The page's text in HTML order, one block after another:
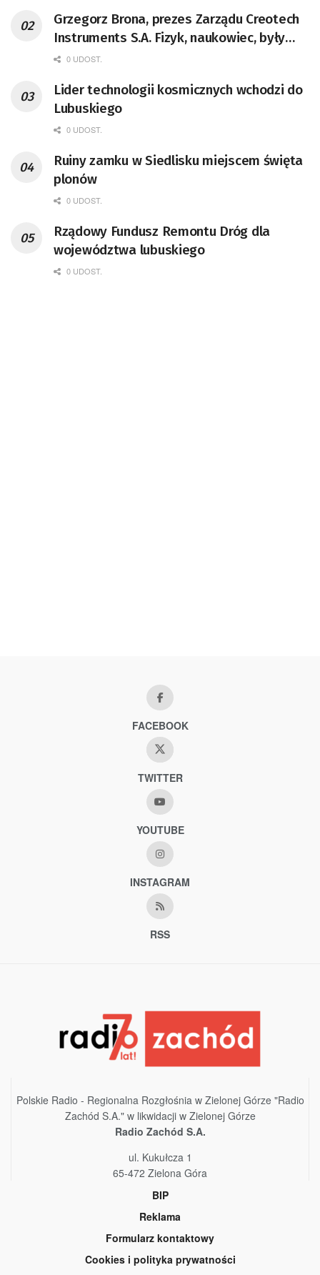
Grzegorz Brona, prezes Zarządu Creotech
Instruments S.A. Fizyk, naukowiec, były
pracownik CERN w Genewie,
doktor habilitowany nauk fizycznych,
koordynator Rady Sektorowej ds.
Kompetencji Przemysłu Lotniczo-
Badań Kosmicznych i Satelitarnych PAN.
0 UDOST.
Lider technologii kosmicznych wchodzi do
Lubuskiego
0 UDOST.
Ruiny zamku w Siedlisku miejscem święta
plonów
0 UDOST.
Rządowy Fundusz Remontu Dróg dla
województwa lubuskiego
0 UDOST.
FACEBOOK
TWITTER
YOUTUBE
INSTAGRAM
RSS
Polskie Radio - Regionalna Rozgłośnia w Zielonej Górze "Radio
Zachód S.A." w likwidacji w Zielonej Górze
Radio Zachód S.A.
ul. Kukułcza 1
65-472 Zielona Góra
BIP
Reklama
Formularz kontaktowy
Cookies i polityka prywatności